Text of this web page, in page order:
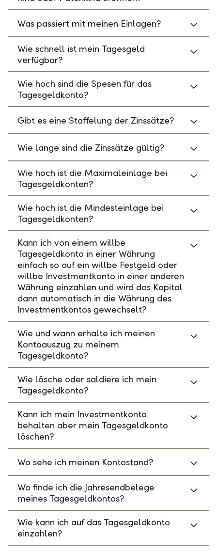
Was passiert mit meinen Einlagen?
Wie schnell ist mein Tagesgeld
verfügbar?
Wie hoch sind die Spesen für das
Tagesgeldkonto?
Gibt es eine Staffelung der Zinssätze?
Wie lange sind die Zinssätze gültig?
Wie hoch ist die Maximaleinlage bei
Tagesgeldkonten?
Wie hoch ist die Mindesteinlage bei
Tagesgeldkonten?
Kann ich von einem willbe
Tagesgeldkonto in einer Währung
einfach so auf ein willbe Festgeld oder
willbe Investmentkonto in einer anderen
Währung einzahlen und wird das Kapital
dann automatisch in die Währung des
Investmentkontos gewechselt?
Wie und wann erhalte ich meinen
Kontoauszug zu meinem
Tagesgeldkonto?
Wie lösche oder saldiere ich mein
Tagesgeldkonto?
Kann ich mein Investmentkonto
behalten aber mein Tagesgeldkonto
löschen?
Wo sehe ich meinen Kontostand?
Wo finde ich die Jahresendbelege
meines Tagesgeldkontos?
Wie kann ich auf das Tagesgeldkonto
einzahlen?